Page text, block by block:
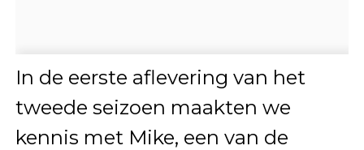
In de eerste aflevering van het
tweede seizoen maakten we
kennis met Mike, een van de